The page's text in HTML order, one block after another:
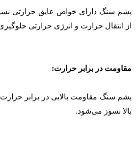
پشم سنگ دارای خواص عایق حرارتی
از انتقال حرارت و انرژی حرارتی
مقاومت در برابر حرارت:
پشم سنگ مقاومت بالایی در برابر
بالا نسوز می‌شود.